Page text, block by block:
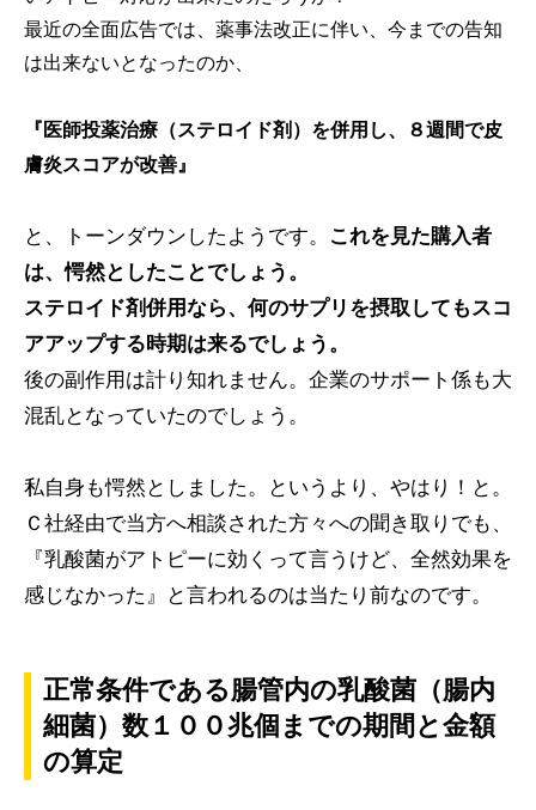
最近の全面広告では、薬事法改正に伴い、今までの告知
は出来ないとなったのか、
『医師投薬治療（ステロイド剤）を併用し、８週間で皮
膚炎スコアが改善』
と、トーンダウンしたようです。 これを見た購入者
は、愕然としたことでしょう。
ステロイド剤併用なら、何のサプリを摂取してもスコ
アアップする時期は来るでしょう。
後の副作用は計り知れません。企業のサポート係も大
混乱となっていたのでしょう。
私自身も愕然としました。というより、やはり！と。
Ｃ社経由で当方へ相談された方々への聞き取りでも、
『乳酸菌がアトピーに効くって言うけど、全然効果を
感じなかった』と言われるのは当たり前なのです。
正常条件である腸管内の乳酸菌（腸内
細菌）数１００兆個までの期間と金額
の算定